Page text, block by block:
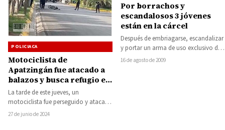
POLICIACA
Motociclista de
Apatzingán fue atacado a
balazos y busca refugio en
cuartel militar
La tarde de este jueves, un
motociclista fue perseguido y atacado
a balazos por delincuentes sobre la
27 de junio de 2024
Por borrachos y
escandalosos 3 jóvenes
están en la cárcel
Después de embriagarse, escandalizar
y portar un arma de uso exclusivo del
Ejército, 3 jovencitos fueron detenidos
16 de agosto de 2009